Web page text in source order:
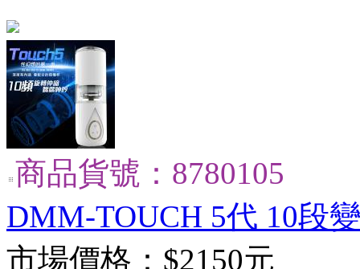
商品貨號：8780105
DMM-TOUCH 5代 10段
市場價格： $2150元